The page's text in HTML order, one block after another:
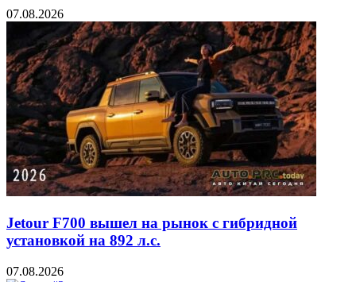
07.08.2026
Jetour F700 вышел на рынок с гибридной
установкой на 892 л.с.
07.08.2026